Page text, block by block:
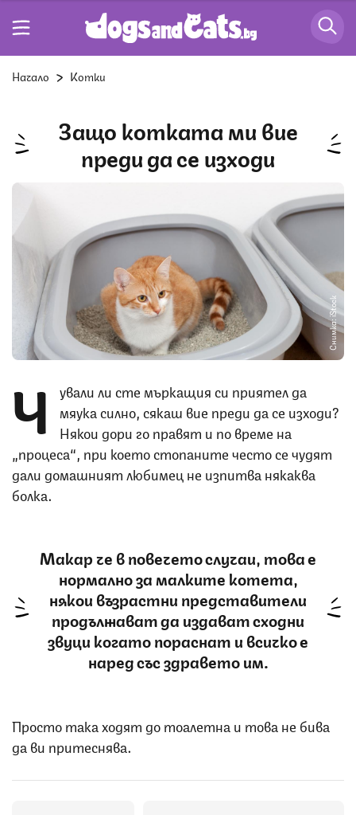
Начало Котки
Защо котката ми вие
преди да се изходи
Снимка: iStock
Ч
ували ли сте мъркащия си приятел да
мяука силно, сякаш вие преди да се изходи?
Някои дори го правят и по време на
„процеса“, при което стопаните често се чудят
дали домашният любимец не изпитва някаква
болка.
Макар че в повечето случаи, това е
нормално за малките котета,
някои възрастни представители
продължават да издават сходни
звуци когато пораснат и всичко е
наред със здравето им.
Просто така ходят до тоалетна и това не бива
да ви притеснява.